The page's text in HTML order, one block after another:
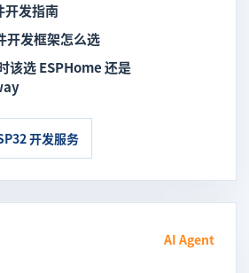
开发指南
开发框架怎么选
该选 ESPHome 还是
开发服务
AI Agent